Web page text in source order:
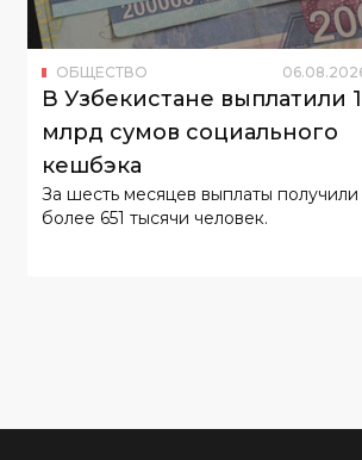
ОБЩЕСТВО 06.08.
В Узбекистане выплатили
млрд сумов социального
кешбэка
За шесть месяцев выплаты получили
более 651 тысячи человек.